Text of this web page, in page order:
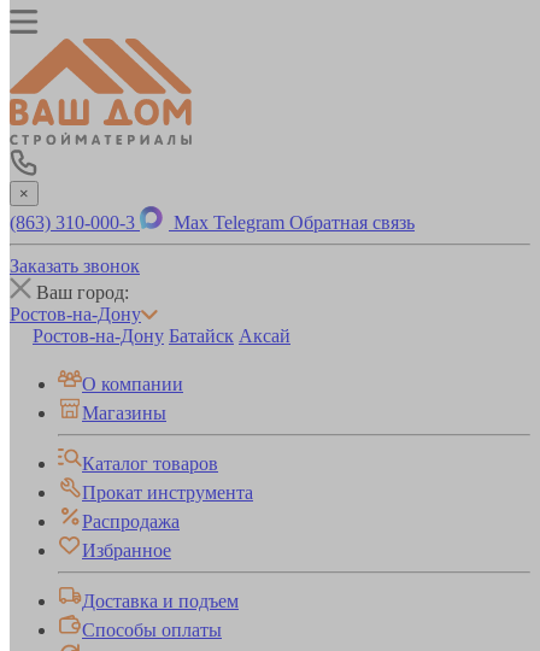
×
(863) 310-000-3 Max Telegram Обратная связь
Заказать звонок
Ваш город:
Ростов-на-Дону
Ростов-на-Дону Батайск Аксай
О компании
Магазины
Каталог товаров
Прокат инструмента
Распродажа
Избранное
Доставка и подъем
Способы оплаты